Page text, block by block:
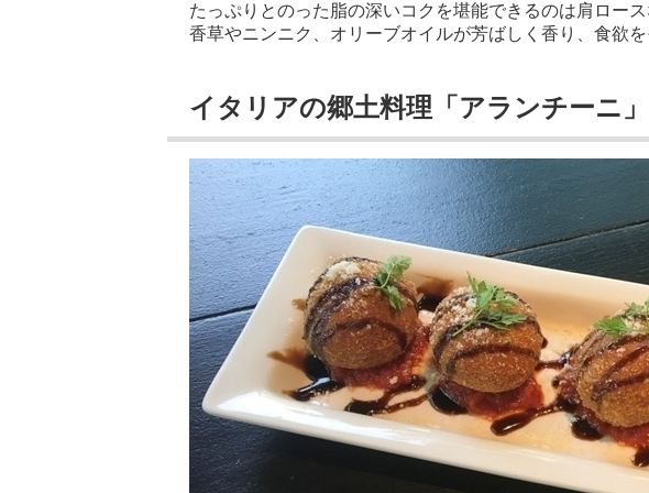
たっぷりとのった脂の深いコクを堪能できるのは肩ロース
香草やニンニク、オリーブオイルが芳ばしく香り、食欲を
イタリアの郷土料理「アランチーニ